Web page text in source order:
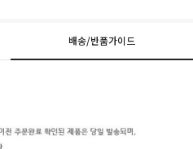
배송/반품가이드